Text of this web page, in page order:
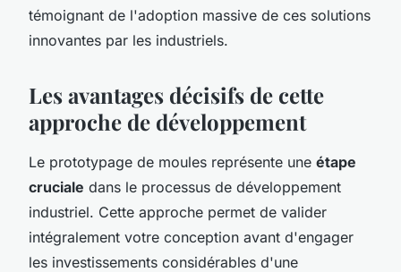
témoignant de l'adoption massive de ces solutions
innovantes par les industriels.
Les avantages décisifs de cette
approche de développement
Le prototypage de moules représente une étape
cruciale dans le processus de développement
industriel. Cette approche permet de valider
intégralement votre conception avant d'engager
les investissements considérables d'une